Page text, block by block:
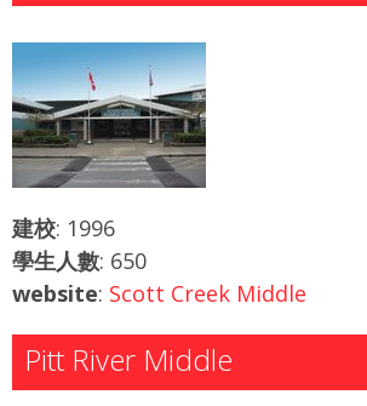
建校: 1996
學生人數: 650
website: Scott Creek Middle
Pitt River Middle